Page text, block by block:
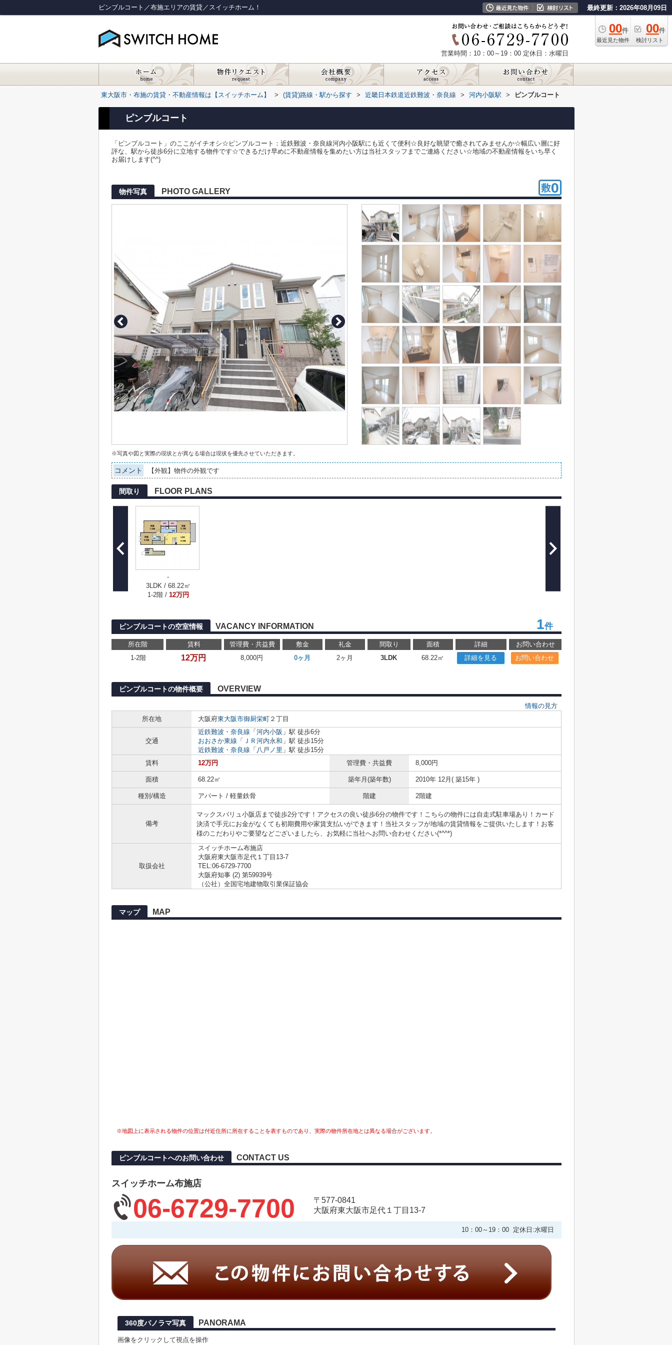
ピンブルコート／布施エリアの賃貸／スイッチホーム！ 最終更新：2026年08月09日
00件
最近見た物件
00件
検討リスト
営業時間：10：00～19：00 定休日：水曜日
東大阪市・布施の賃貸・不動産情報は【スイッチホーム】 > (賃貸)路線・駅から探す > 近畿日本鉄道近鉄難波・奈良線 > 河内小阪駅 > ピンブルコート
ピンブルコート
「ピンブルコート」のここがイチオシ☆ピンブルコート：近鉄難波・奈良線河内小阪駅にも近くて便利☆良好な眺望で癒されてみませんか☆幅広い層に好
評な、駅から徒歩6分に立地する物件です☆できるだけ早めに不動産情報を集めたい方は当社スタッフまでご連絡ください☆地域の不動産情報をいち早く
お届けします(^^)
物件写真 PHOTO GALLERY
※写真や図と実際の現状とが異なる場合は現状を優先させていただきます。
コメント 【外観】物件の外観です
間取り FLOOR PLANS
-
3LDK / 68.22㎡
1-2階 / 12万円
ピンブルコートの空室情報 VACANCY INFORMATION 1件
所在階 賃料 管理費・共益費 敷金 礼金 間取り 面積 詳細
お問い合わせ
1-2階
12万円 8,000円 0ヶ月 2ヶ月 3LDK 68.22㎡ 詳細を見る お問い合わせ
ピンブルコートの物件概要 OVERVIEW
情報の見方
所在地
大阪府東大阪市御厨栄町 ２丁目
交通
近鉄難波・奈良線 「 河内小阪 」駅 徒歩6分
おおさか東線 「 ＪＲ河内永和 」駅 徒歩15分
近鉄難波・奈良線 「 八戸ノ里 」駅 徒歩15分
賃料
12万円 管理費・共益費 8,000円
面積 68.22㎡ 築年月(築年数) 2010年 12月( 築15年 )
種別/構造 アパート / 軽量鉄骨 階建 2階建
備考
マックスバリュ小阪店まで徒歩2分です！アクセスの良い徒歩6分の物件です！こちらの物件には自走式駐車場あり！カード
決済で手元にお金がなくても初期費用や家賃支払いができます！当社スタッフが地域の賃貸情報をご提供いたします！お客
様のこだわりやご要望などございましたら、お気軽に当社へお問い合わせください(*^^*)
取扱会社
スイッチホーム布施店
大阪府東大阪市足代１丁目13-7
TEL:06-6729-7700
大阪府知事 (2) 第59939号
（公社）全国宅地建物取引業保証協会
マップ MAP
※地図上に表示される物件の位置は付近住所に所在することを表すものであり、実際の物件所在地とは異なる場合がございます。
ピンブルコートへのお問い合わせ CONTACT US
スイッチホーム布施店
06-6729-7700
〒577-0841
大阪府東大阪市足代１丁目13-7
10：00～19：00 定休日:水曜日
360度パノラマ写真 PANORAMA
画像をクリックして視点を操作